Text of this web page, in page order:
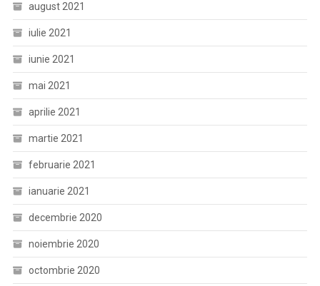
august 2021
iulie 2021
iunie 2021
mai 2021
aprilie 2021
martie 2021
februarie 2021
ianuarie 2021
decembrie 2020
noiembrie 2020
octombrie 2020